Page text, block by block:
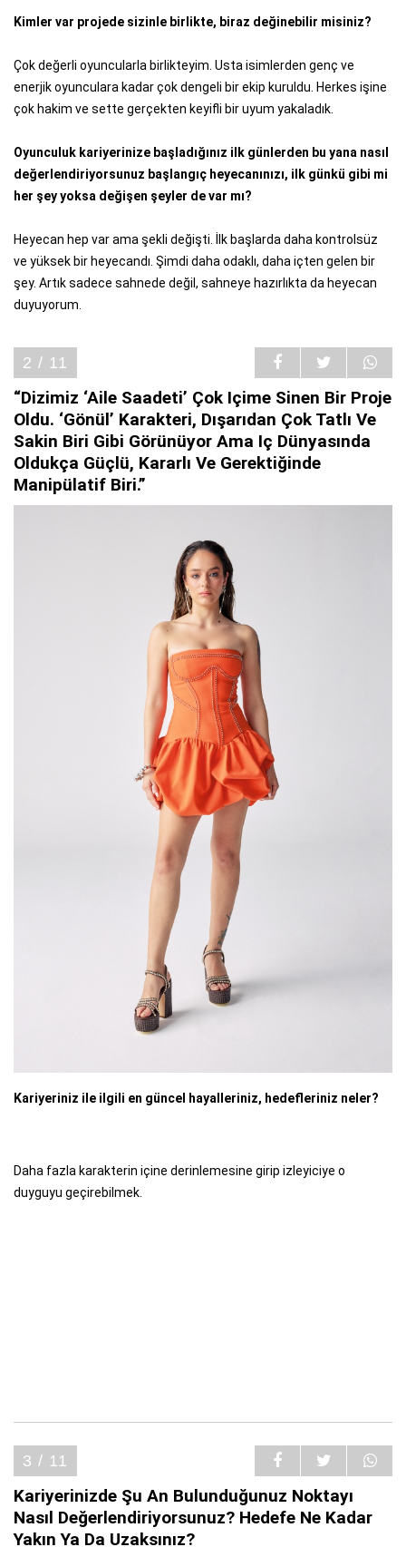
Kimler var projede sizinle birlikte, biraz değinebilir misiniz?
Çok değerli oyuncularla birlikteyim. Usta isimlerden genç ve
enerjik oyunculara kadar çok dengeli bir ekip kuruldu. Herkes işine
çok hakim ve sette gerçekten keyifli bir uyum yakaladık.
Oyunculuk kariyerinize başladığınız ilk günlerden bu yana nasıl
değerlendiriyorsunuz başlangıç heyecanınızı, ilk günkü gibi mi
her şey yoksa değişen şeyler de var mı?
Heyecan hep var ama şekli değişti. İlk başlarda daha kontrolsüz
ve yüksek bir heyecandı. Şimdi daha odaklı, daha içten gelen bir
şey. Artık sadece sahnede değil, sahneye hazırlıkta da heyecan
duyuyorum.
2 / 11
“Dizimiz ‘Aile Saadeti’ Çok Içime Sinen Bir Proje
Oldu. ‘Gönül’ Karakteri, Dışarıdan Çok Tatlı Ve
Sakin Biri Gibi Görünüyor Ama Iç Dünyasında
Oldukça Güçlü, Kararlı Ve Gerektiğinde
Manipülatif Biri.”
Kariyeriniz ile ilgili en güncel hayalleriniz, hedefleriniz neler?
Daha fazla karakterin içine derinlemesine girip izleyiciye o
duyguyu geçirebilmek.
3 / 11
Kariyerinizde Şu An Bulunduğunuz Noktayı
Nasıl Değerlendiriyorsunuz? Hedefe Ne Kadar
Yakın Ya Da Uzaksınız?